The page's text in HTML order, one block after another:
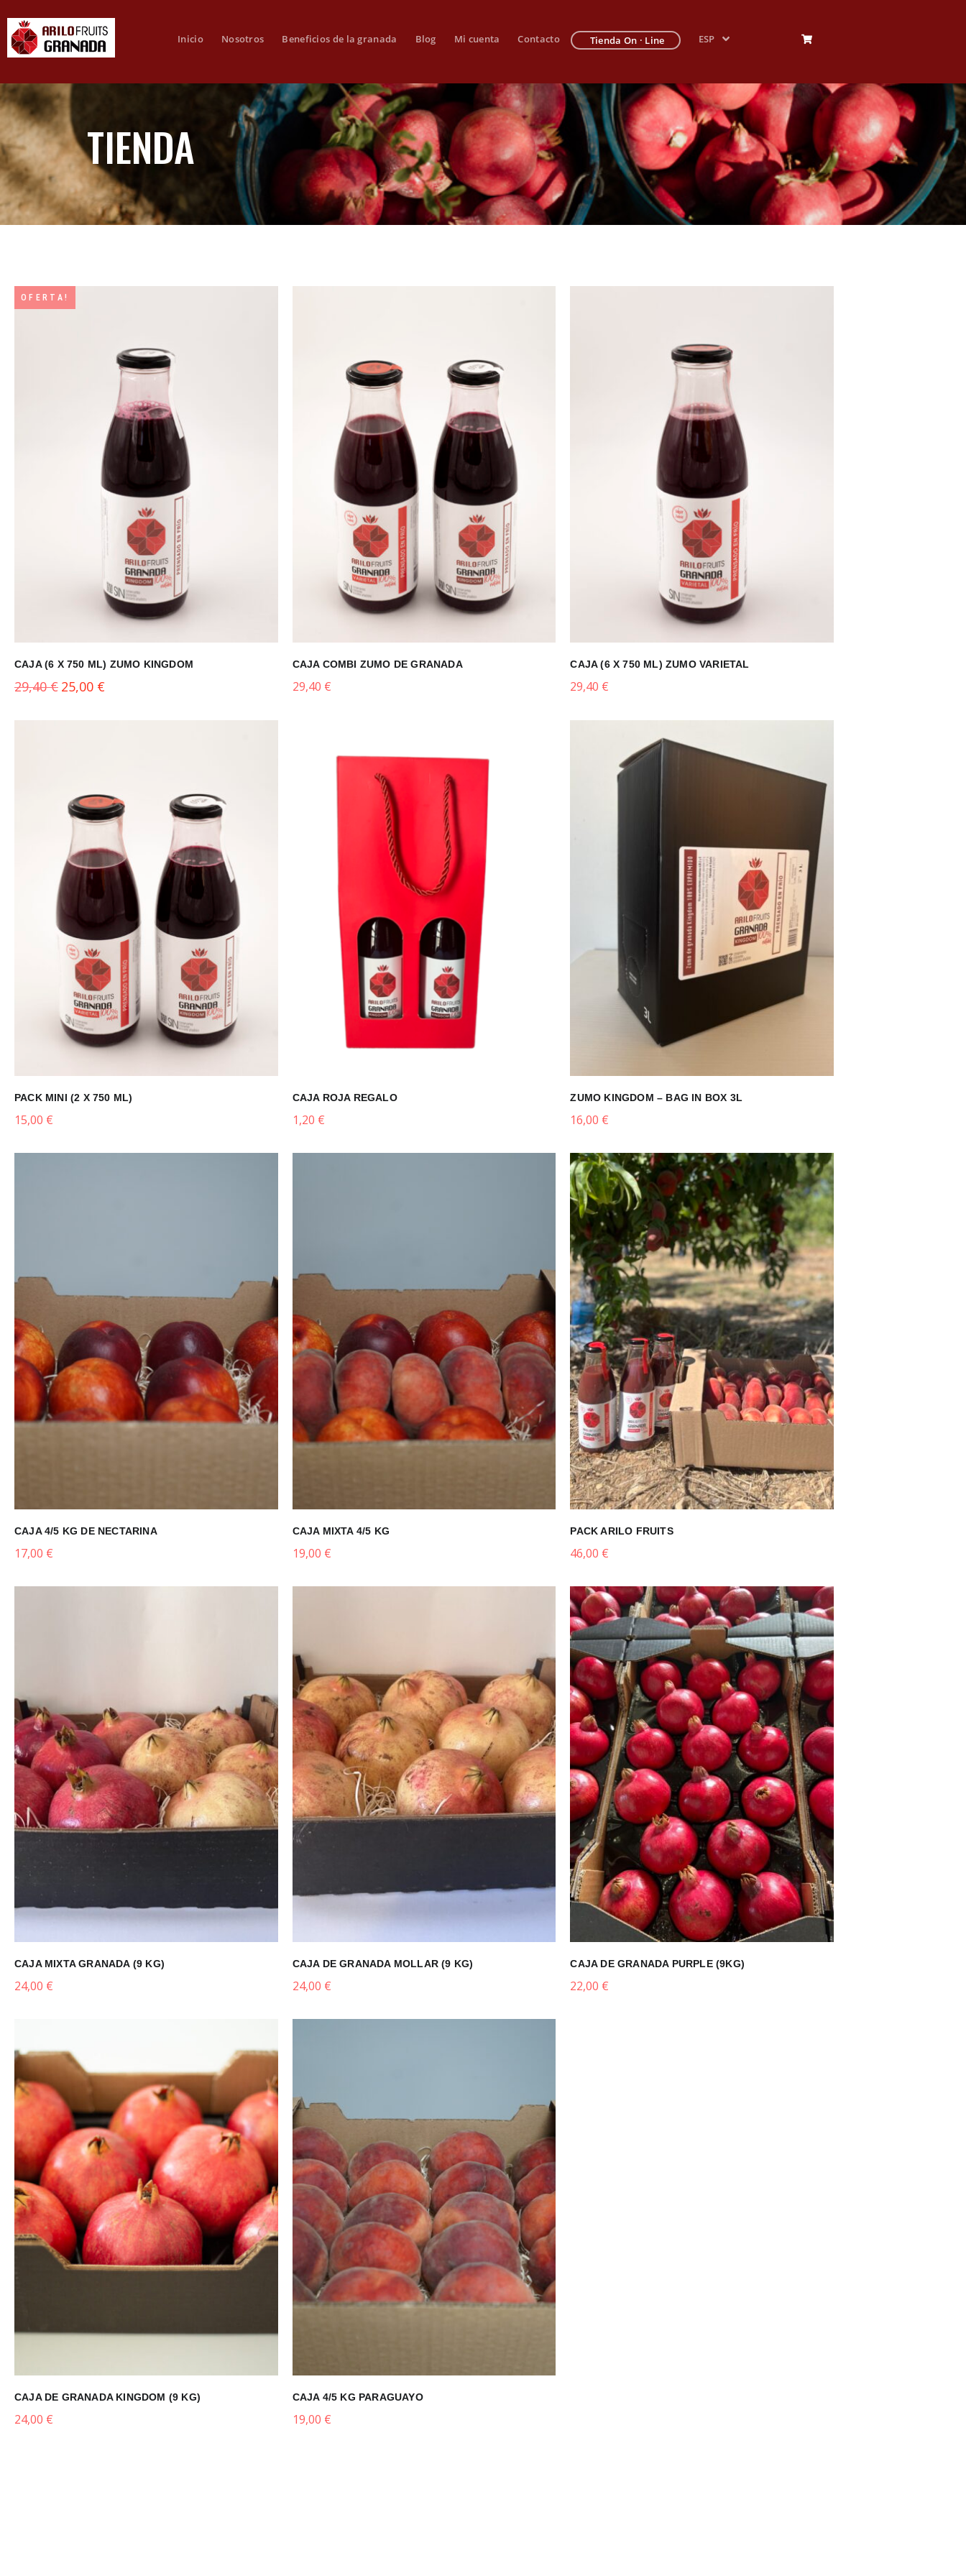
Inicio Nosotros Beneficios de la granada Blog Mi cuenta Contacto Tienda On · Line ESP
TIENDA
OFERTA!
CAJA (6 X 750 ML) ZUMO KINGDOM
29,40€ 25,00 €
CAJA COMBI ZUMO DE GRANADA
29,40 €
CAJA (6 X 750 ML) ZUMO VARIETAL
29,40 €
PACK MINI (2 X 750 ML)
15,00 €
CAJA ROJA REGALO
1,20 €
ZUMO KINGDOM – BAG IN BOX 3L
16,00 €
CAJA 4/5 KG DE NECTARINA
17,00 €
CAJA MIXTA 4/5 KG
19,00 €
PACK ARILO FRUITS
46,00 €
CAJA MIXTA GRANADA (9 KG)
24,00 €
CAJA DE GRANADA MOLLAR (9 KG)
24,00 €
CAJA DE GRANADA PURPLE (9KG)
22,00 €
CAJA DE GRANADA KINGDOM (9 KG)
24,00 €
CAJA 4/5 KG PARAGUAYO
19,00 €